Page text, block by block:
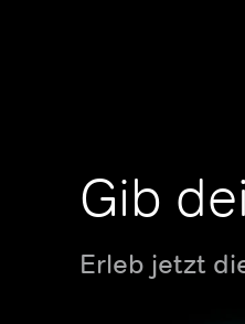
Gib
Erleb jetzt